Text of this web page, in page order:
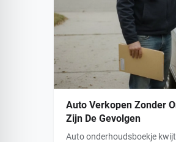
Auto Verkopen Zonder
Zijn De Gevolgen
Auto onderhoudsboekje